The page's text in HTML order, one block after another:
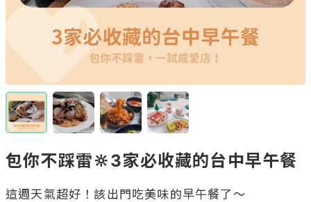
包你不踩雷🔆3家必收藏的台中早午餐
這週天氣超好！該出門吃美味的早午餐了～